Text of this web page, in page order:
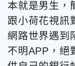
本就是男生，
跟小荷花視訊
網路世界遇到
不明APP，絕